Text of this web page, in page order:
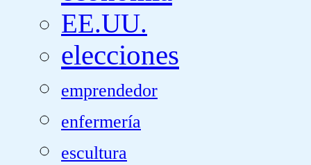
EE.UU.
elecciones
emprendedor
enfermería
escultura